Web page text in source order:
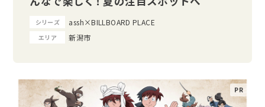
シリーズ assh×BILLBOARD PLACE
エリア 新潟市